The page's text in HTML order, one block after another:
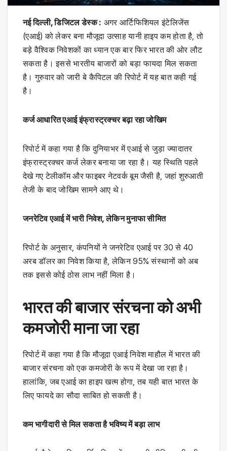
नई दिल्ली, डिजिटल डेस्क : अगर आर्टिफिशियल इंटेलिजेंस
(एआई) को लेकर बना मौजूदा उत्साह यानी हाइप कम होता है, तो
बड़े वैश्विक निवेशकों का ध्यान एक बार फिर भारत की ओर लौट
सकता है। इससे भारतीय बाजारों को बड़ा फायदा मिल सकता
है। गुरुवार को जारी बे कैपिटल की रिपोर्ट में यह बात कही गई
है।
कर्ज आधारित एआई इंफ्रास्ट्रक्चर बढ़ा रहा जोखिम
रिपोर्ट में कहा गया है कि दुनियाभर में एआई से जुड़ा ज्यादातर
इंफ्रास्ट्रक्चर कर्ज लेकर बनाया जा रहा है। यह स्थिति पहले
देखे गए टेलीकॉम और फाइबर नेटवर्क बूम जैसी है, जहां शुरुआती
तेजी के बाद जोखिम सामने आए थे।
जनरेटिव एआई में भारी निवेश, लेकिन मुनाफा सीमित
रिपोर्ट के अनुसार, कंपनियों ने जनरेटिव एआई पर 30 से 40
अरब डॉलर का निवेश किया है, लेकिन 95% संस्थानों को अब
तक इससे कोई ठोस लाभ नहीं मिला है।
भारत की बाजार संरचना को अभी
कमजोरी माना जा रहा
रिपोर्ट में कहा गया है कि मौजूदा एआई निवेश माहौल में भारत की
बाजार संरचना को एक कमजोरी के रूप में देखा जा रहा है।
हालांकि, जब एआई का हाइप खत्म होगा, तब यही बात भारत के
लिए फायदे का सौदा साबित हो सकती है।
कम भागीदारी से मिल सकता है भविष्य में बड़ा लाभ